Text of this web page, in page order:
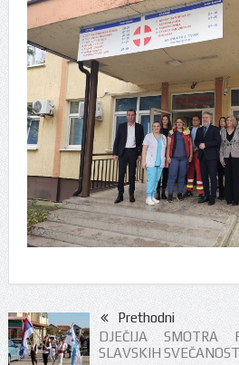
Prethodni
DJEČIJA SMOTRA
SLAVSKIH